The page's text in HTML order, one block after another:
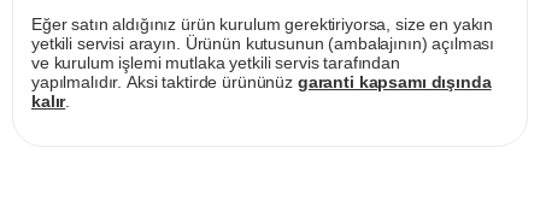
Eğer satın aldığınız ürün kurulum gerektiriyorsa, size en yakın
yetkili servisi arayın. Ürünün kutusunun (ambalajının) açılması
ve kurulum işlemi mutlaka yetkili servis tarafından
yapılmalıdır. Aksi taktirde ürününüz garanti kapsamı dışında
kalır.